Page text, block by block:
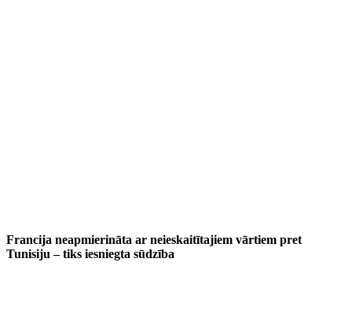
Francija neapmierināta ar neieskaitītajiem vārtiem pret
Tunisiju – tiks iesniegta sūdzība